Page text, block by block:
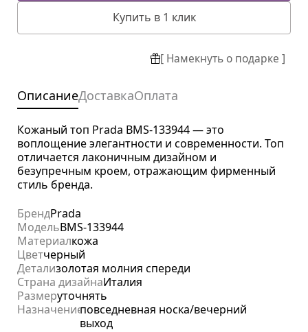
Купить в 1 клик
[ Намекнуть о подарке ]
ОписаниеДоставкаОплата
Кожаный топ Prada BMS-133944 — это
воплощение элегантности и современности. Топ
отличается лаконичным дизайном и
безупречным кроем, отражающим фирменный
стиль бренда.
БрендPrada
МодельBMS-133944
Материалкожа
Цветчерный
Детализолотая молния спереди
Страна дизайнаИталия
Размеруточнять
Назначениеповседневная носка/вечерний
выход